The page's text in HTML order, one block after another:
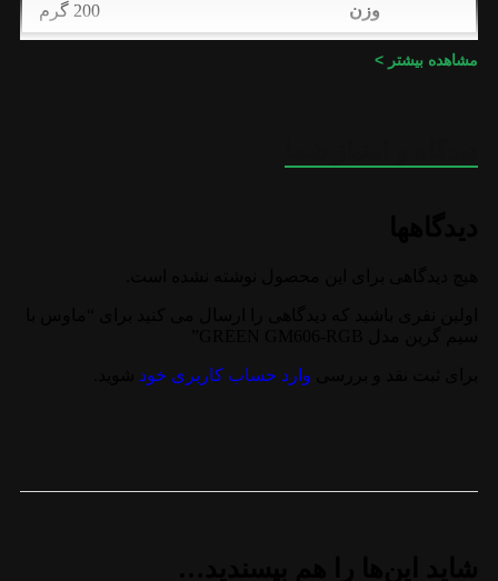
وزن 200 گرم
برندمشاهده بیشتر >
وارد حساب کاربری خود